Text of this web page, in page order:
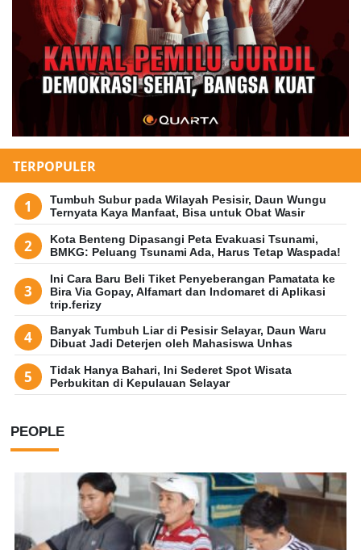
TERPOPULER
Tumbuh Subur pada Wilayah Pesisir, Daun Wungu
Ternyata Kaya Manfaat, Bisa untuk Obat Wasir
Kota Benteng Dipasangi Peta Evakuasi Tsunami,
BMKG: Peluang Tsunami Ada, Harus Tetap Waspada!
Ini Cara Baru Beli Tiket Penyeberangan Pamatata ke
Bira Via Gopay, Alfamart dan Indomaret di Aplikasi
trip.ferizy
Banyak Tumbuh Liar di Pesisir Selayar, Daun Waru
Dibuat Jadi Deterjen oleh Mahasiswa Unhas
Tidak Hanya Bahari, Ini Sederet Spot Wisata
Perbukitan di Kepulauan Selayar
PEOPLE